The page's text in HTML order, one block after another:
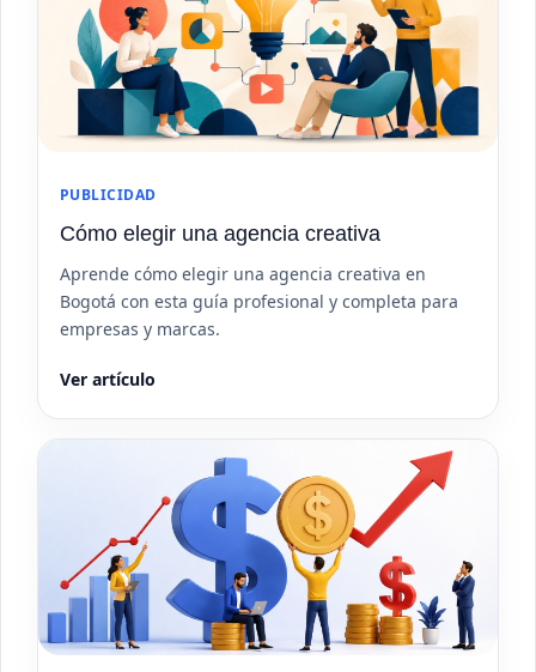
PUBLICIDAD
Cómo elegir una agencia creativa
Aprende cómo elegir una agencia creativa en
Bogotá con esta guía profesional y completa para
empresas y marcas.
Ver artículo